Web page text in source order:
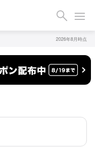
2026年8月時点